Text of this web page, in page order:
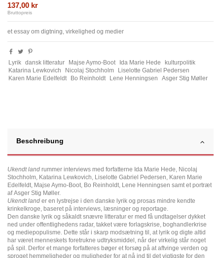
137,00 kr
Bruttopreis
et essay om digtning, virkelighed og medier
Lyrik dansk litteratur Majse Aymo-Boot Ida Marie Hede
kulturpolitik
Katarina Lewkovich
Nicolaj Stochholm
Liselotte Gabriel Pedersen
Karen Marie Edelfeldt
Bo Reinholdt Lene Henningsen Asger Stig Møller
Beschreibung
Ukendt land rummer interviews med forfatterne Ida Marie Hede, Nicolaj
Stochholm, Katarina Lewkovich, Liselotte Gabriel Pedersen, Karen Marie
Edelfeldt, Majse Aymo-Boot, Bo Reinholdt, Lene Henningsen samt et portræt
af Asger Stig Møller.
Ukendt land er en lystrejse i den danske lyrik og prosas mindre kendte
krinkelkroge, baseret på interviews, læsninger og reportage.
Den danske lyrik og såkaldt snævre litteratur er med få undtagelser dykket
ned under offentlighedens radar, takket være forlagskrise, boghandlerkrise
og mediepopulisme. Dette står i skarp modsætning til, at lyrik og digte altid
har været menneskets foretrukne udtryksmiddel, når der virkelig står noget
på spil. Derfor et mange forfatteres bøger et forsøg på at aftvinge verden og
sproget hemmeligheder og muligheder for at nå ind til det vigtigste for den